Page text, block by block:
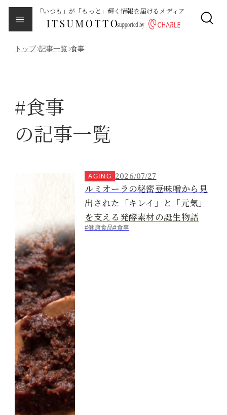
「いつも」が「もっと」輝く情報を届けるメディア
サイクルバランス
ライフステージ
ピープル
トップ 記事一覧 食事
#食事
の記事一覧
AGING 2026/07/27
ルミオーラの秘密――豆味噌から見
出された「キレイ」と「元気」
を支える発酵素材の誕生物語
#健康食品#食事